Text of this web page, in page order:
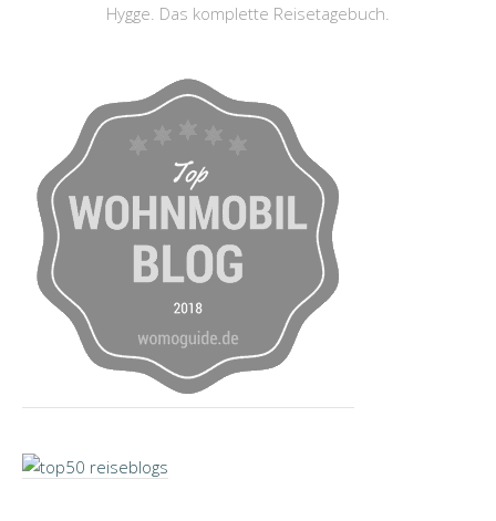
Hygge. Das komplette Reisetagebuch.